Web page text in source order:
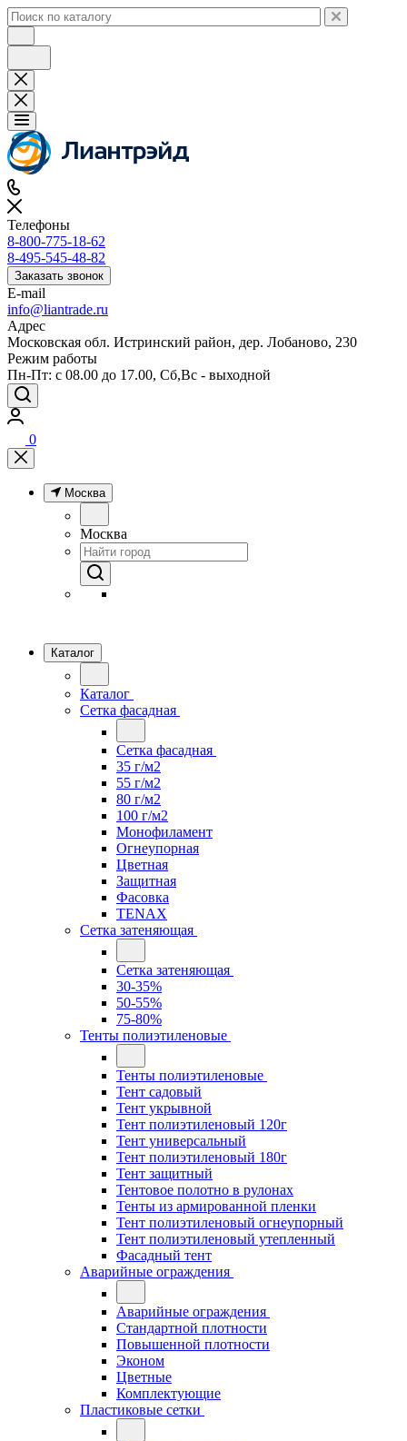
Телефоны
8-800-775-18-62
8-495-545-48-82
Заказать звонок
E-mail
info@liantrade.ru
Адрес
Московская обл. Истринский район, дер. Лобаново, 230
Режим работы
Пн-Пт: c 08.00 до 17.00, Cб,Вс - выходной
0
Москва
Москва
Каталог
Каталог
Сетка фасадная
Сетка фасадная
35 г/м2
55 г/м2
80 г/м2
100 г/м2
Монофиламент
Огнеупорная
Цветная
Защитная
Фасовка
TENAX
Сетка затеняющая
Сетка затеняющая
30-35%
50-55%
75-80%
Тенты полиэтиленовые
Тенты полиэтиленовые
Тент садовый
Тент укрывной
Тент полиэтиленовый 120г
Тент универсальный
Тент полиэтиленовый 180г
Тент защитный
Тентовое полотно в рулонах
Тенты из армированной пленки
Тент полиэтиленовый огнеупорный
Тент полиэтиленовый утепленный
Фасадный тент
Аварийные ограждения
Аварийные ограждения
Стандартной плотности
Повышенной плотности
Эконом
Цветные
Комплектующие
Пластиковые сетки